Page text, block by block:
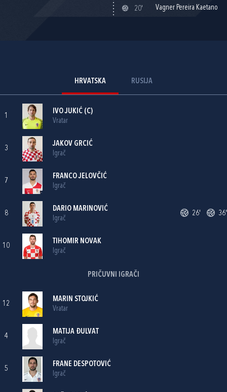
20'
Vagner Pereira Kaetano
HRVATSKA RUSIJA
1
IVO JUKIĆ (C)
Vratar
3
JAKOV GRCIĆ
Igrač
7
FRANCO JELOVČIĆ
Igrač
8
DARIO MARINOVIĆ
Igrač
26' 36'
10
TIHOMIR NOVAK
Igrač
PRIČUVNI IGRAČI
12
MARIN STOJKIĆ
Vratar
4
MATIJA ĐULVAT
Igrač
5
FRANE DESPOTOVIĆ
Igrač